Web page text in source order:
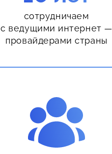
сотрудничаем
с ведущими интернет —
провайдерами страны